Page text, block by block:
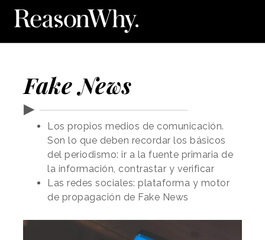
Fake News
▶
Los propios medios de comunicación.
Son lo que deben recordar los básicos
del periodismo: ir a la fuente primaria de
la información, contrastar y verificar
Las redes sociales: plataforma y motor
de propagación de Fake News